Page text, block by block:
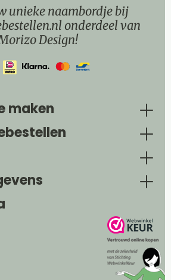
unieke naambordje bij
onderdeel van
Design!
maken